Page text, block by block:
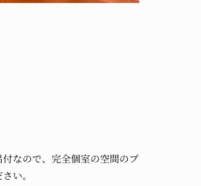
なので、完全個室の空間のプ
い。